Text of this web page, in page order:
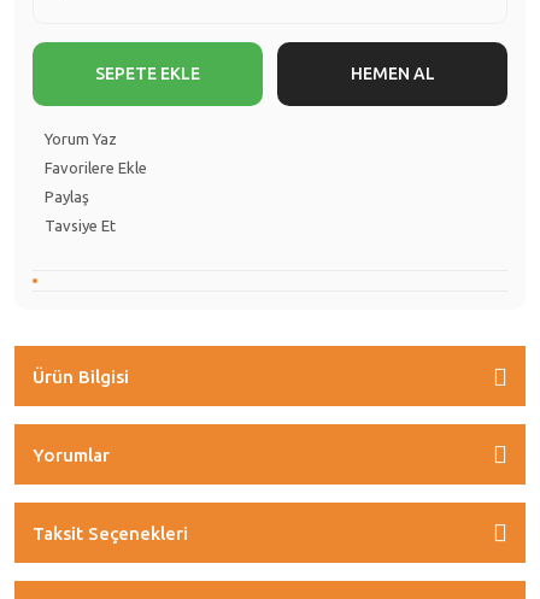
SEPETE EKLE HEMEN AL
Yorum Yaz
Paylaş
Tavsiye Et
Ürün Bilgisi
Yorumlar
Taksit Seçenekleri